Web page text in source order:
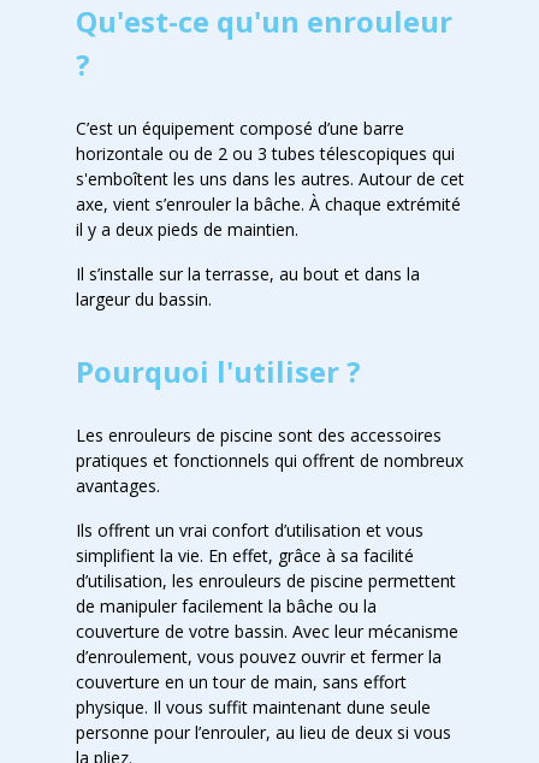
Qu'est-ce qu'un enrouleur
?
C’est un équipement composé d’une barre
horizontale ou de 2ou 3 tubes télescopiques qui
s'emboîtent les uns dans les autres. Autour de cet
axe, vient s’enrouler la bâche. Àchaque extrémité
il y a deux pieds de maintien.
Il s’installe sur la terrasse, au bout et dans la
largeur du bassin.
Pourquoi l'utiliser ?
Les enrouleurs de piscine sont des accessoires
pratiques et fonctionnels qui offrent de nombreux
avantages.
Ils offrent un vrai confort d’utilisation et vous
simplifient la vie. En effet, grâce à sa facilité
d’utilisation, les enrouleurs de piscine permettent
de manipuler facilement la bâche ou la
couverture de votre bassin. Avec leur mécanisme
d’enroulement, vous pouvez ouvrir et fermer la
couverture en un tour de main, sans effort
physique. Il vous suffit maintenant dune seule
personne pour l’enrouler, au lieu de deux si vous
la pliez.